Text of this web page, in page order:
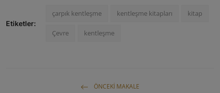
Etiketler:
çarpık kentleşme kentleşme kitapları kitap
Çevre kentleşme
ÖNCEKI MAKALE